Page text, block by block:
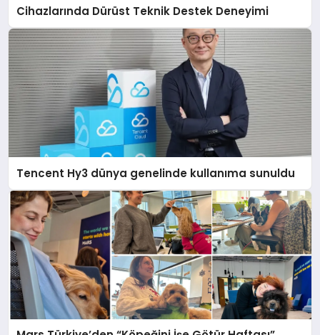
Cihazlarında Dürüst Teknik Destek Deneyimi
Tencent Hy3 dünya genelinde kullanıma sunuldu